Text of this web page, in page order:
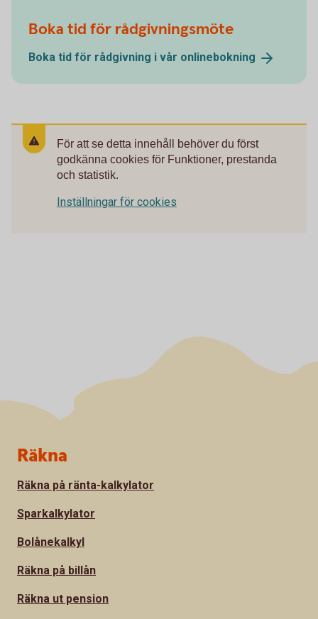
Boka tid för rådgivningsmöte
Boka tid för rådgivning i vår onlinebokning
För att se detta innehåll behöver du först
godkänna cookies för Funktioner, prestanda
och statistik.
Inställningar för cookies
Sidfot
Räkna
Räkna på ränta-kalkylator
Sparkalkylator
Bolånekalkyl
Räkna på billån
Räkna ut pension